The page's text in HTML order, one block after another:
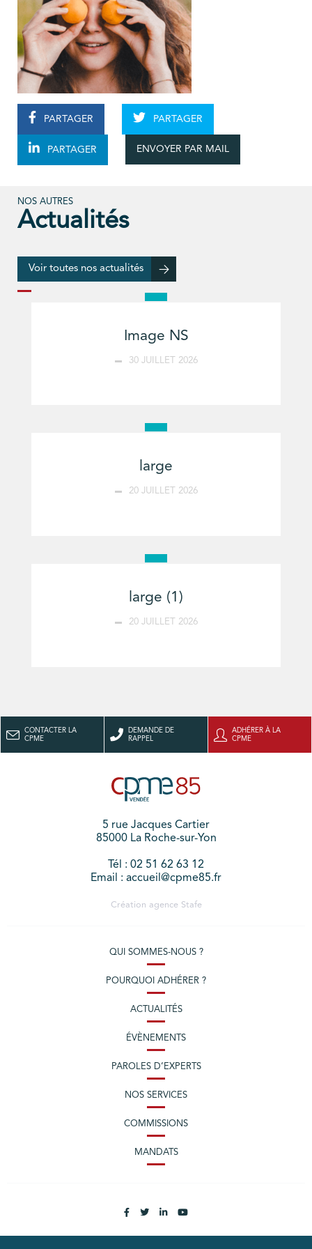
PARTAGER PARTAGER
PARTAGER ENVOYER PAR MAIL
NOS AUTRES
Actualités
Voir toutes nos actualités
Image NS
30 JUILLET 2026
large
20 JUILLET 2026
large (1)
20 JUILLET 2026
CONTACTER LA
CPME
DEMANDE DE
RAPPEL
ADHÉRER À LA
CPME
5 rue Jacques Cartier
85000 La Roche-sur-Yon
Tél : 02 51 62 63 12
Email : accueil@cpme85.fr
Création agence Stafe
QUI SOMMES-NOUS ?
POURQUOI ADHÉRER ?
ACTUALITÉS
ÉVÈNEMENTS
PAROLES D’EXPERTS
NOS SERVICES
COMMISSIONS
MANDATS